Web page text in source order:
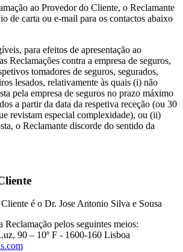
ao Provedor do Cliente, o Reclamante
de carta ou e-mail para os contactos abaixo
para efeitos de apresentação ao
Reclamações contra a empresa de seguros,
tomadores de seguros, segurados,
lesados, relativamente às quais (i) não
pela empresa de seguros no prazo máximo
a partir da data da respetiva receção (ou 30
revistam especial complexidade), ou (ii)
o Reclamante discorde do sentido da
é o Dr. Jose Antonio Silva e Sousa
pelos seguintes meios:
90 – 10º F - 1600-160 Lisboa